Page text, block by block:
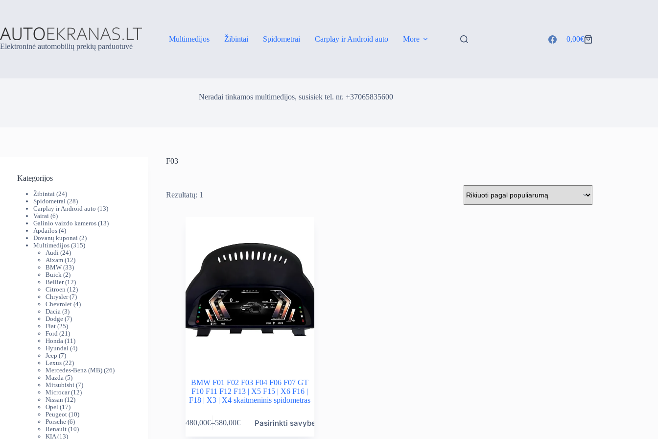
Elektroninė automobilių prekių parduotuvė
Multimedijos Žibintai Spidometrai Carplay ir Android auto More
Shopping
0,00€
Neradai tinkamos multimedijos, susisiek tel. nr. +37065835600
F03
Rezultatų: 1
BMW F01 F02 F03 F04 F06 F07 GT
F10 F11 F12 F13 | X5 F15 | X6 F16 |
F18 | X3 | X4 skaitmeninis spidometras
480,00€–580,00€
Price
Pasirinkti savybes
product
Kategorijos
Žibintai 2424
produktai
Spidometrai 2828
produktai
Carplay ir Android auto 1313
Vairai 66
produktai
Galinio vaizdo kameros 1313
Apdailos 44
produktai
Dovanų kuponai 22
produktai
Multimedijos 315315
Audi 2424
produktai
Aixam 1212
produktų
BMW 3333
Buick 22
produktai
Bellier 1212
produktų
Citroen 1212
produktų
Chrysler 77
produktai
Chevrolet 44
Dacia 33
produktai
Dodge 77
Fiat 2525
produktai
Ford 21 21
produktas
Honda 11 11
produktų
Hyundai 44
Jeep 77
produktai
Lexus 2222
produktai
Mercedes-Benz (MB) 2626
Mazda 55
produktai
Mitsubishi 77
produktai
Microcar 1212
Nissan 1212
Opel 1717
produktų
Peugeot 1010
Porsche 66
produktai
Renault 1010
KIA 1313